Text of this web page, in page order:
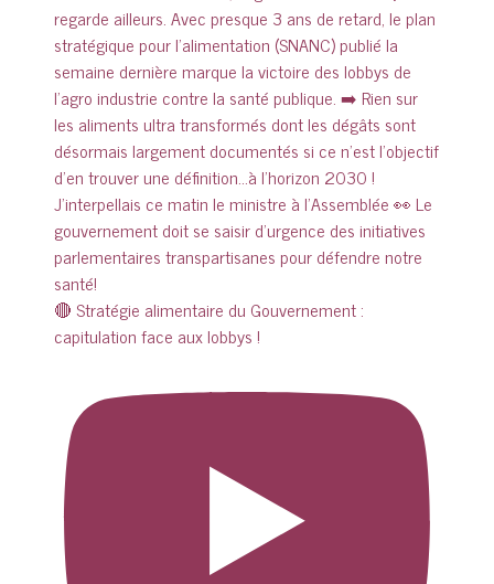
🔴 Stratégie alimentaire du Gouvernement :
capitulation face aux lobbys !